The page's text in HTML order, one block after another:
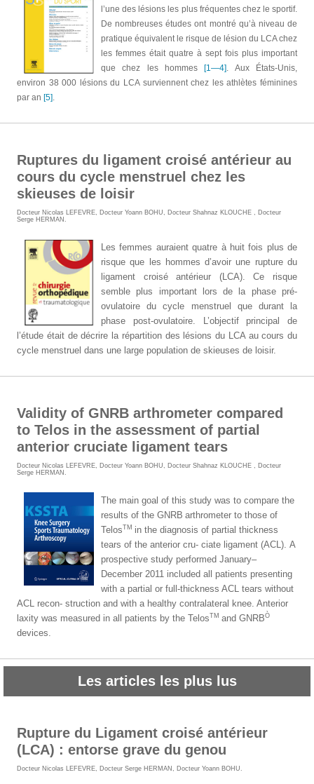
l’une des lésions les plus fréquentes chez le sportif.
De nombreuses études ont montré qu’à niveau de
pratique équivalent le risque de lésion du LCA chez
les femmes était quatre à sept fois plus important
que chez les hommes[1—4] . Aux États-Unis,
environ 38 000 lésions du LCA surviennent chez les athlètes féminines
par an [5]
Ruptures du ligament croisé antérieur au
cours du cycle menstruel chez les
skieuses de loisir
Docteur Nicolas LEFEVRE Docteur Yoann BOHU Docteur Shahnaz KLOUCHE
Docteur
Serge HERMAN
Les femmes auraient quatre à huit fois plus de
risque que les hommes d’avoir une rupture du
ligament croisé antérieur (LCA). Ce risque
semble plus important lors de la phase pré-
ovulatoire du cycle menstruel que durant la
phase post-ovulatoire. L’objectif principal de
l’étude était de décrire la répartition des lésions du LCA au cours du
cycle menstruel dans une large population de skieuses de loisir.
Validity of GNRB arthrometer compared
to Telos in the assessment of partial
anterior cruciate ligament tears
Docteur Nicolas LEFEVRE Docteur Yoann BOHU Docteur Shahnaz KLOUCHE
Docteur
Serge HERMAN
The main goal of this study was to compare the
results of the GNRB arthrometer to those of
TelosTM in the diagnosis of partial thickness
tears of the anterior cru- ciate ligament (ACL). A
prospective study performed January–
December 2011 included all patients presenting
with a partial or full-thickness ACL tears without
ACL recon- struction and with a healthy contralateral knee. Anterior
laxity was measured in all patients by the TelosTM and GNRBÒ
devices.
Les articles les plus lus
Rupture du Ligament croisé antérieur
(LCA) : entorse grave du genou
Docteur Nicolas LEFEVRE Docteur Serge HERMAN Docteur Yoann BOHU